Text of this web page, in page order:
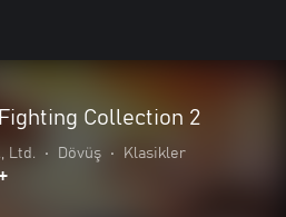
Collection 2
Ltd. • Dövüş • Klasikler